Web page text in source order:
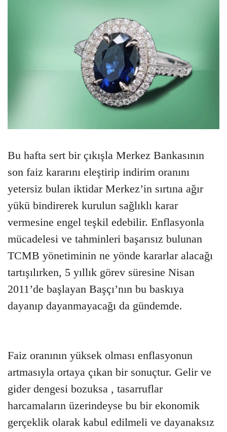
Bu hafta sert bir çıkışla Merkez Bankasının
son faiz kararını eleştirip indirim oranını
yetersiz bulan iktidar Merkez’in sırtına ağır
yükü bindirerek kurulun sağlıklı karar
vermesine engel teşkil edebilir. Enflasyonla
mücadelesi ve tahminleri başarısız bulunan
TCMB yönetiminin ne yönde kararlar alacağı
tartışılırken, 5 yıllık görev süresine Nisan
2011’de başlayan Başçı’nın bu baskıya
dayanıp dayanmayacağı da gündemde.
Faiz oranının yüksek olması enflasyonun
artmasıyla ortaya çıkan bir sonuçtur. Gelir ve
gider dengesi bozuksa , tasarruflar
harcamaların üzerindeyse bu bir ekonomik
gerçeklik olarak kabul edilmeli ve dayanaksız